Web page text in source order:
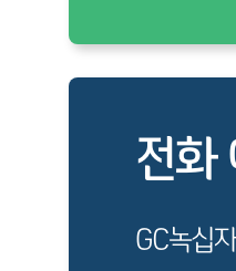
전화
GC녹십